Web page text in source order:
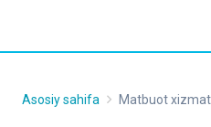
Asosiy sahifa Matbuot